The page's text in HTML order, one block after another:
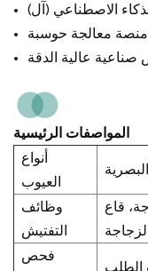
عالية الدقة
المواصفات الرئيسية
أنواع
العيوب
وظائف
التفتيش
قاع
فحص